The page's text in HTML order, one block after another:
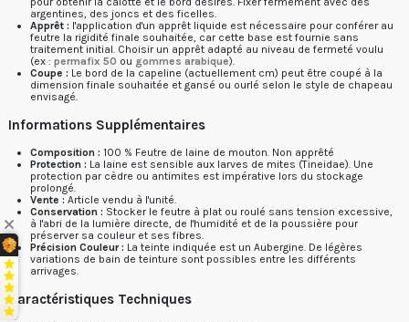
argentines, des joncs et des ficelles.
Apprêt : l'application d'un apprêt liquide est nécessaire pour conférer au
feutre la rigidité finale souhaitée, car cette base est fournie sans
traitement initial. Choisir un apprêt adapté au niveau de fermeté voulu
(ex : permafix 50 ou gommes arabique).
Coupe : Le bord de la capeline (actuellement cm) peut être coupé à la
dimension finale souhaitée et gansé ou ourlé selon le style de chapeau
envisagé.
Informations Supplémentaires
Composition : 100 % Feutre de laine de mouton. Non apprêté
Protection : La laine est sensible aux larves de mites (Tineidae). Une
protection par cèdre ou antimites est impérative lors du stockage
prolongé.
Vente : Article vendu à l'unité.
Conservation : Stocker le feutre à plat ou roulé sans tension excessive,
à l'abri de la lumière directe, de l'humidité et de la poussière pour
préserver sa couleur et ses fibres.
Précision Couleur : La teinte indiquée est un Aubergine. De légères
variations de bain de teinture sont possibles entre les différents
arrivages.
Caractéristiques Techniques